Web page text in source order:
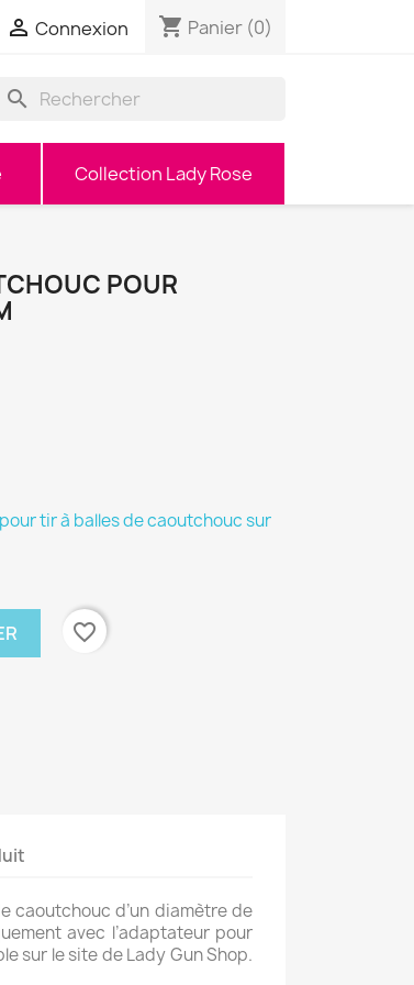
 Connexion shopping_cart Panier (0)
search
Collection Lady Rose
POUR
tir à balles de caoutchouc sur
favorite_border
caoutchouc d’un diamètre de
avec l’adaptateur pour
sur le site de Lady Gun Shop.